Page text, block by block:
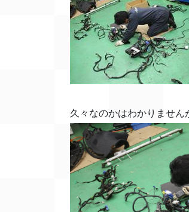
久々なのかはわかりませ